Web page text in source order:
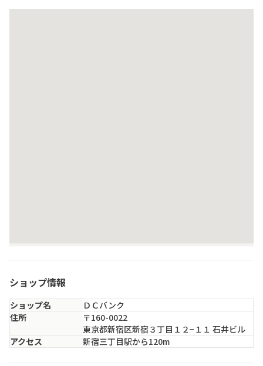
ショップ情報
ショップ名
ＤＣバンク
住所
〒160-0022
東京都新宿区新宿３丁目１２−１１ 石井ビル
アクセス
新宿三丁目駅から120m